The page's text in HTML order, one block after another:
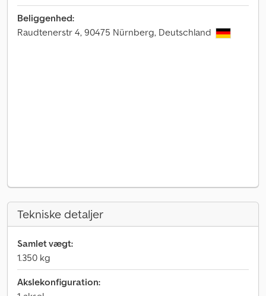
Beliggenhed:
Raudtenerstr 4, 90475 Nürnberg, Deutschland
Tekniske detaljer
Samlet vægt:
1.350 kg
Akslekonfiguration: